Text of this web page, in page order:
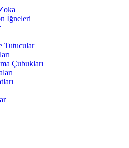
İğneleri
Tutucular
Çubukları